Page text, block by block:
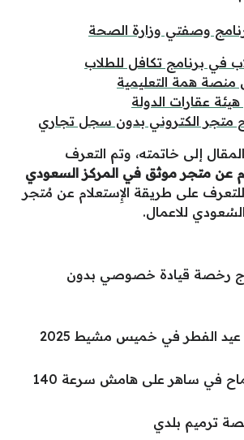
وصفتي وزارة الصحة
في برنامج تكافل للطلاب
منصة همة التعليمية
عقارات الدولة
متجر الكتروني بدون سجل تجاري
إلى خاتمته، وتم التعرف
عن متجر موثق في المركز السعودي
للتعرف على طريقة الإِستعلام عن مُتجر
للاعمال.
رخصة قيادة خصوصي بدون
الفطر في خميس مشيط 2025
في ساهر على هامش سرعة 140
ترميم بلدي